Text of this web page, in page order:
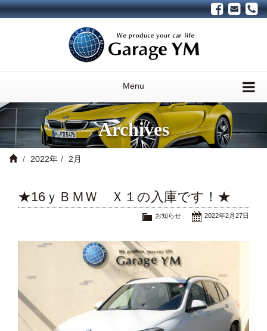
Menu
Archives
2022年 2月
★16ｙＢＭＷ Ｘ１の入庫です！★
2022年2月27日
お知らせ